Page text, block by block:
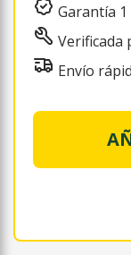
Garantía 1
Verificada
Envío